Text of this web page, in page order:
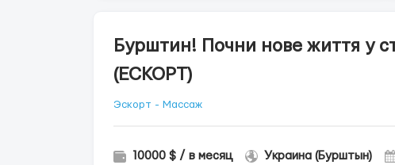
Бурштин! Почни нове життя у
(ЕСКОРТ)
Эскорт - Массаж
10000 $ / в месяц Украина (Бурштын)